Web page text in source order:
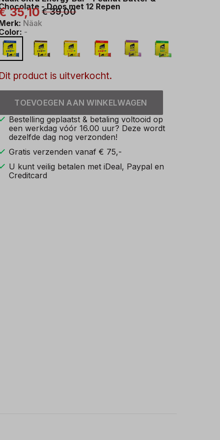
- Doos met 12 Repen
35,10 € 39,00
Näak
-
product is uitverkocht.
TOEVOEGEN AAN WINKELWAGEN
Bestelling geplaatst & betaling voltooid op
een werkdag vóór 16.00 uur? Deze wordt
dezelfde dag nog verzonden!
Gratis verzenden vanaf € 75,-
U kunt veilig betalen met iDeal, Paypal en
Creditcard